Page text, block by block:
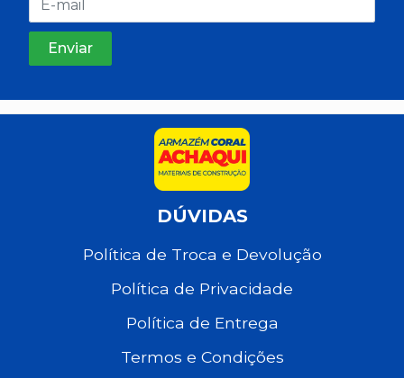
DÚVIDAS
Política de Troca e Devolução
Política de Privacidade
Política de Entrega
Termos e Condições